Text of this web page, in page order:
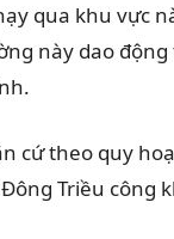
khu vực
này dao
cứ theo quy
Triều công